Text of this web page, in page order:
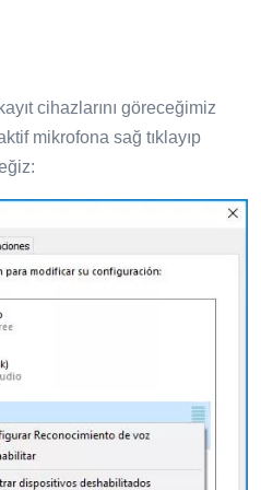
cihazlarını göreceğimiz
mikrofona sağ tıklayıp